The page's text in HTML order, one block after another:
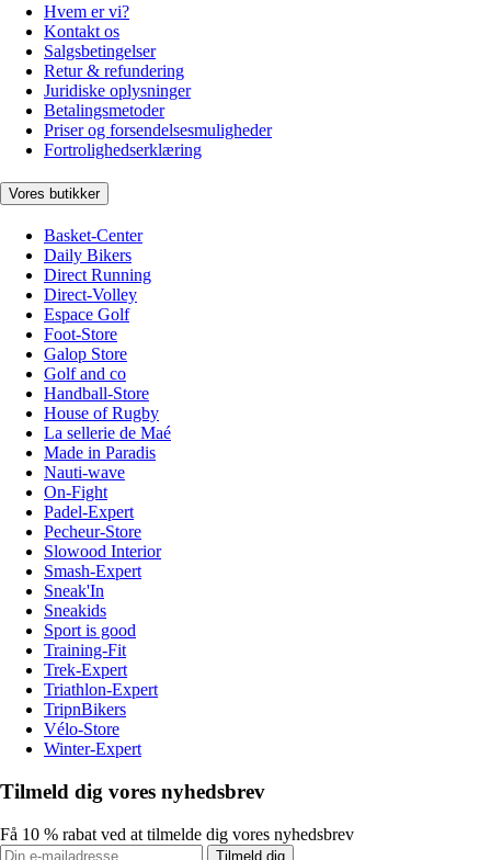
Hvem er vi?
Kontakt os
Salgsbetingelser
Retur & refundering
Juridiske oplysninger
Betalingsmetoder
Priser og forsendelsesmuligheder
Fortrolighedserklæring
Vores butikker
Basket-Center
Daily Bikers
Direct Running
Direct-Volley
Espace Golf
Foot-Store
Galop Store
Golf and co
Handball-Store
House of Rugby
La sellerie de Maé
Made in Paradis
Nauti-wave
On-Fight
Padel-Expert
Pecheur-Store
Slowood Interior
Smash-Expert
Sneak'In
Sneakids
Sport is good
Training-Fit
Trek-Expert
Triathlon-Expert
TripnBikers
Vélo-Store
Winter-Expert
Tilmeld dig vores nyhedsbrev
Få 10 % rabat ved at tilmelde dig vores nyhedsbrev
Tilmeld dig